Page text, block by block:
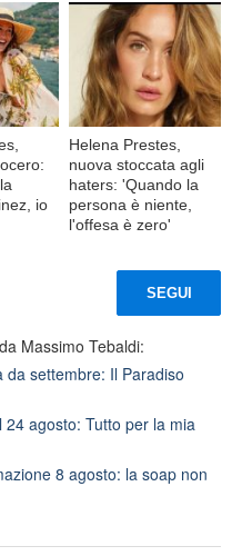
io
Helena Prestes,
nuova stoccata agli
haters: 'Quando la
persona è niente,
l'offesa è zero'
SEGUI
Massimo Tebaldi:
settembre: Il Paradiso
agosto: Tutto per la mia
8 agosto: la soap non